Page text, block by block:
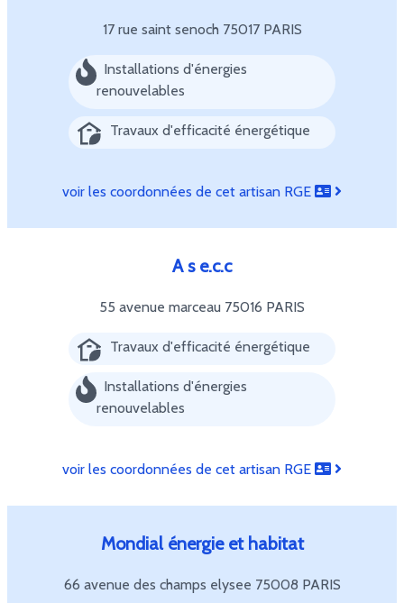
17 rue saint senoch 75017 PARIS
Installations d'énergies
renouvelables
Travaux d'efficacité énergétique
voir les coordonnées de cet artisan RGE
A s e.c.c
55 avenue marceau 75016 PARIS
Travaux d'efficacité énergétique
Installations d'énergies
renouvelables
voir les coordonnées de cet artisan RGE
Mondial énergie et habitat
66 avenue des champs elysee 75008 PARIS